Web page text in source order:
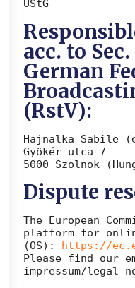
UStG
acc. to
German
(RstV):
Hajnalka Sabile
Gyökér utca 7
5000 Szolnok
Dispute
The European
platform for
(OS): https://
Please find our
impressum/legal